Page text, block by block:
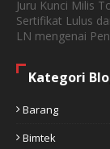
Juru Kunci Milis
Sertifikat Lulus
LN mengenai
Kategori
Barang
Bimtek